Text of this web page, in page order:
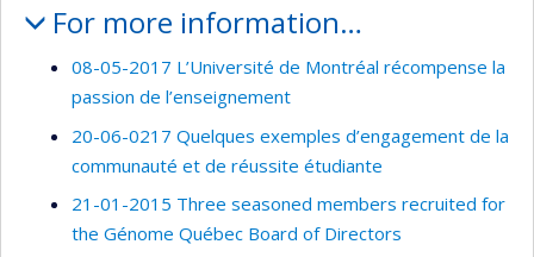
For more information…
08-05-2017 L’Université de Montréal récompense la
passion de l’enseignement
20-06-0217 Quelques exemples d’engagement de la
communauté et de réussite étudiante
21-01-2015 Three seasoned members recruited for
the Génome Québec Board of Directors